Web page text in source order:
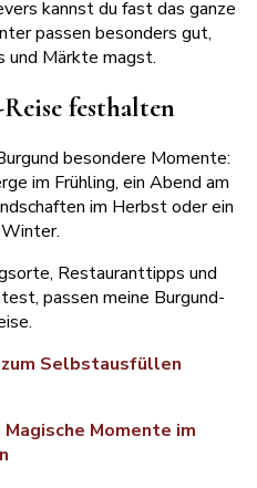
kannst du fast das ganze
passen besonders gut,
und Märkte magst.
festhalten
besondere Momente:
im Frühling, ein Abend am
im Herbst oder ein
Restauranttipps und
passen meine Burgund-
Selbstausfüllen
Momente im